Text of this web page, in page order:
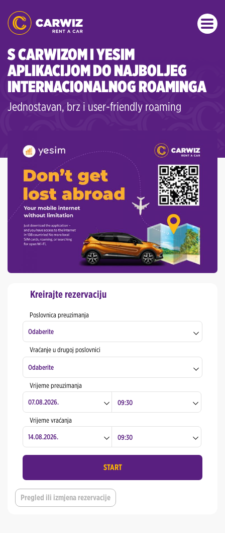
S CARWIZOM I YESIM
APLIKACIJOM DO NAJBOLJEG
INTERNACIONALNOG ROAMINGA
Jednostavan, brz i user-friendly roaming
Kreirajte rezervaciju
Poslovnica preuzimanja
Odaberite
Banja Luka Aerodrom
Banja Luka Grad
Bihać Grad
Gradačac Grad
Mostar Aerodrom
Vraćanje u drugoj poslovnici
Odaberite
Banja Luka Aerodrom
Banja Luka Grad
Gradiška Grad
Vrijeme preuzimanja
Vrijeme vraćanja
START
Pregled ili izmjena rezervacije